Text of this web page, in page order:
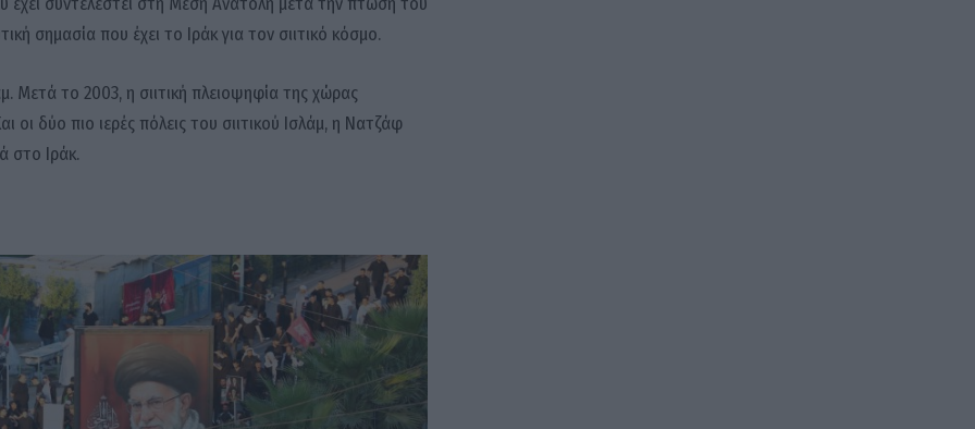
σημασία που έχει το Ιράκ για τον σιιτικό κόσμο.
Μετά το 2003, η σιιτική πλειοψηφία της χώρας
οι δύο πιο ιερές πόλεις του σιιτικού Ισλάμ, η Νατζάφ
στο Ιράκ.